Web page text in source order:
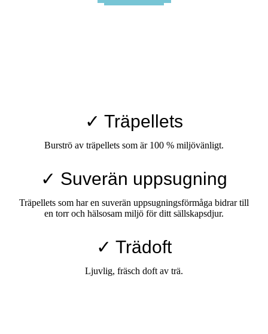
✓ Träpellets
Burströ av träpellets som är 100 % miljövänligt.
✓ Suverän uppsugning
Träpellets som har en suverän uppsugningsförmåga bidrar till
en torr och hälsosam miljö för ditt sällskapsdjur.
✓ Trädoft
Ljuvlig, fräsch doft av trä.